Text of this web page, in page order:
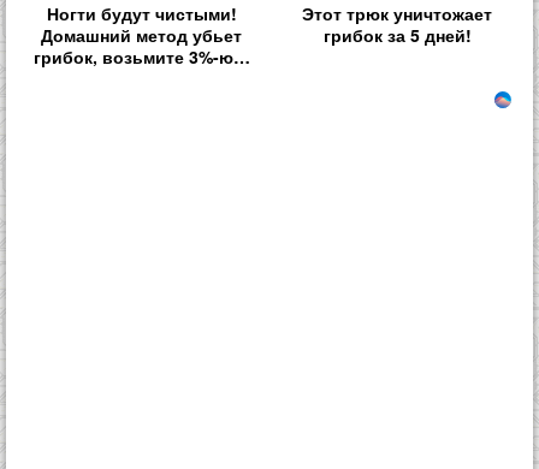
Ногти будут чистыми!
Домашний метод убьет
грибок, возьмите 3%-ю…
Этот трюк уничтожает
грибок за 5 дней!